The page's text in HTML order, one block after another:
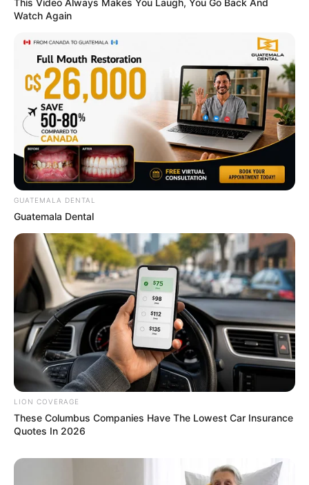
The Videos Of Hillary Clinton That Stunned
Everyone
BUZZDAY
7 Times Stronger Than Viagra! "It Is Sold In Every
Drug Store!"
BOOSTARO
Watch Again
GUATEMALA DENTAL
Guatemala Dental
LION COVERAGE
These Columbus Companies Have The Lowest Car Insurance
Quotes In 2026